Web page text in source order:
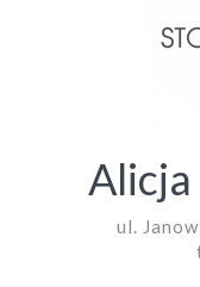
Alicja
ul.